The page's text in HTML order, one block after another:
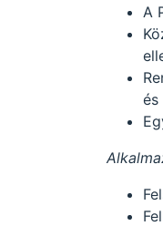
A
és